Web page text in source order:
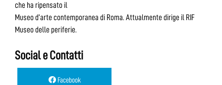
che ha ripensato il
Museo d’arte contemporanea di Roma. Attualmente dirige il RIF
Museo delle periferie.
Social e Contatti
Facebook